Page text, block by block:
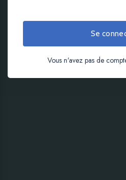
Se
Vous n'avez pas de